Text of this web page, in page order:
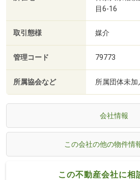
目6-16
取引態様 媒介
管理コード 79773
所属協会など 所属団体未加
会社情報
この会社の他の物件情
この不動産会社に相